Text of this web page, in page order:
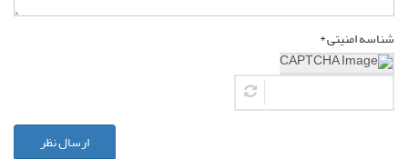
شناسه امنیتی *
ارسال نظر